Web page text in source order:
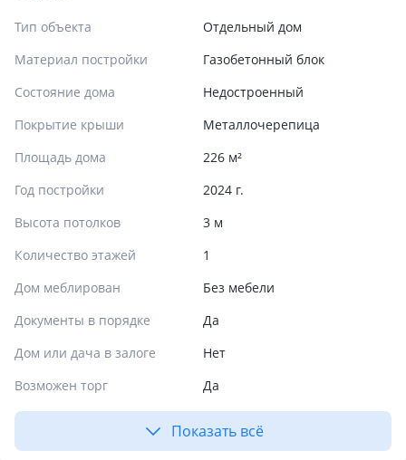
Тип объекта
Отдельный дом
Материал постройки
Газобетонный блок
Состояние дома
Недостроенный
Покрытие крыши
Металлочерепица
Площадь дома
226 м²
Год постройки
2024 г.
Высота потолков
3 м
Количество этажей
1
Дом меблирован
Без мебели
Документы в порядке
Да
Дом или дача в залоге
Нет
Возможен торг
Да
Показать всё